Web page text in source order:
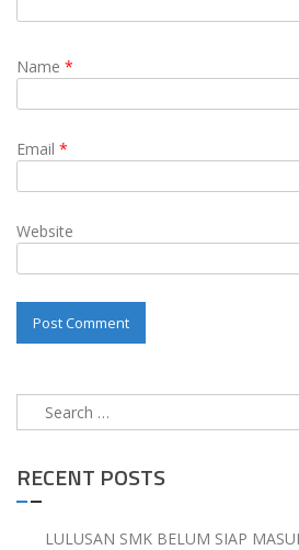
Name *
Email *
Website
Search
for:
RECENT POSTS
LULUSAN SMK BELUM SIAP